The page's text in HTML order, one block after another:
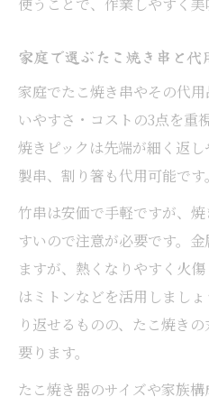
使うことで、作業しやすく美
家庭で選ぶたこ焼き串と代
家庭でたこ焼き串やその代
いやすさ・コストの3点を重
焼きピックは先端が細く返
製串、割り箸も代用可能です。
竹串は安価で手軽ですが、
すいので注意が必要です。
ますが、熱くなりやすく火
はミトンなどを活用しまし
り返せるものの、たこ焼き
要ります。
たこ焼き器のサイズや家族